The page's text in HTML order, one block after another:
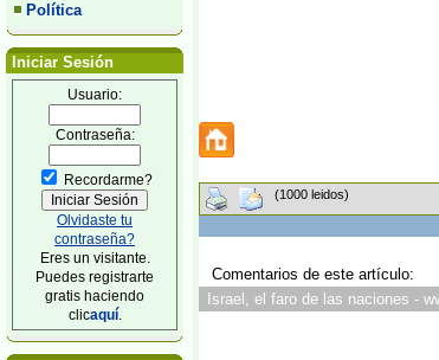
Política
Iniciar Sesión
Usuario:
Contraseña:
Recordarme?
Olvidaste tu
contraseña?
Eres un visitante.
Puedes registrarte
gratis haciendo
clicaquí.
(1000 leidos)
Comentarios de este artículo:
Israel, el faro de las naciones -